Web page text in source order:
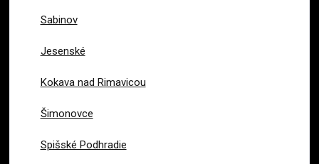
Sabinov
Jesenské
Kokava nad Rimavicou
Šimonovce
Spišské Podhradie